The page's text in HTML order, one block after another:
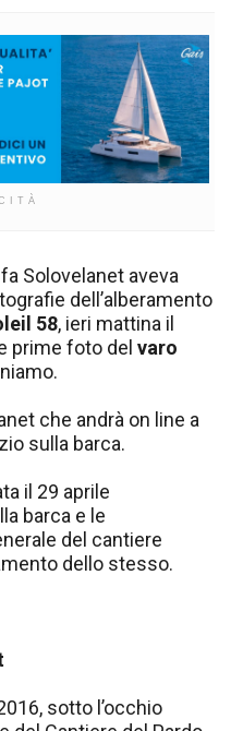
Solovelanet aveva
dell’alberamento
58, ieri mattina il
prime foto del varo
che andrà on line a
sulla barca.
il 29 aprile
barca e le
del cantiere
dello stesso.
sotto l’occhio